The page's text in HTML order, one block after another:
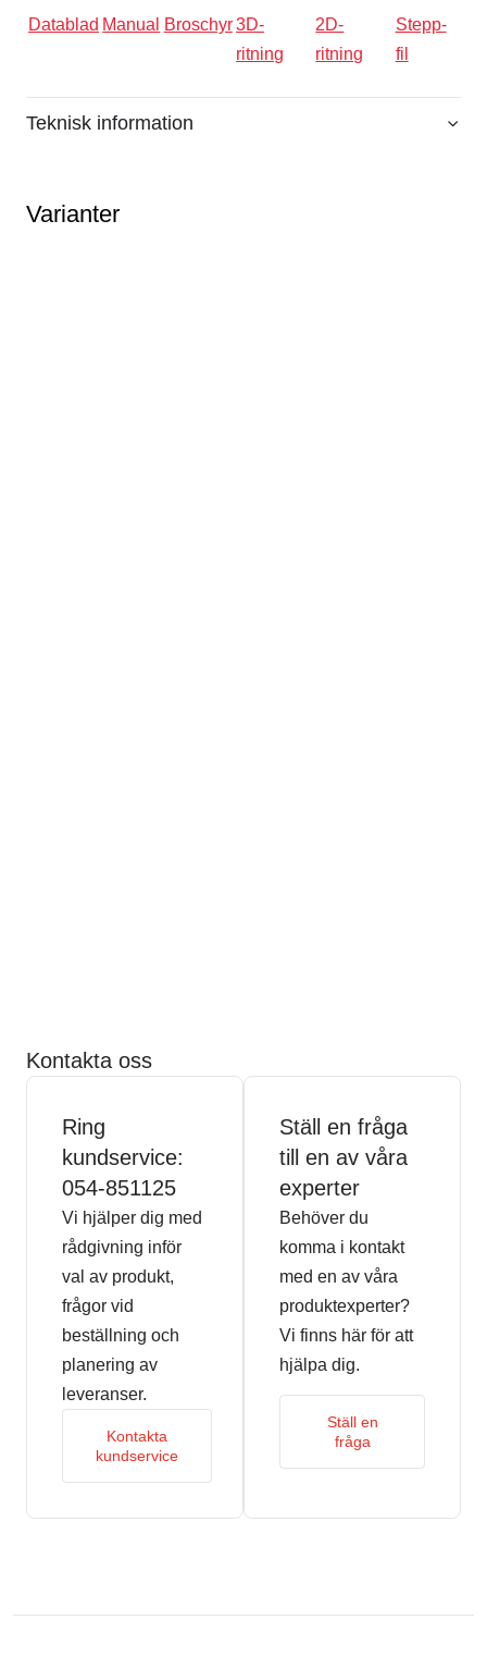
Datablad Manual Broschyr3D-
ritning
2D-
ritning
Stepp-
fil
Teknisk information
Varianter
Kontakta oss
Ring
kundservice:
054-851125
Vi hjälper dig med
rådgivning inför
val av produkt,
frågor vid
beställning och
planering av
leveranser.
Kontakta
kundservice
Ställ en fråga
till en av våra
experter
Behöver du
komma i kontakt
med en av våra
produktexperter?
Vi finns här för att
hjälpa dig.
Ställ en
fråga